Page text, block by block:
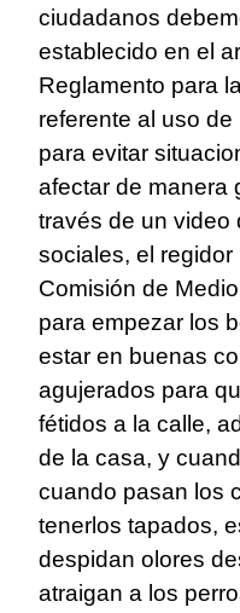
ciudadanos
establecido en el
Reglamento para
referente al uso
para evitar
afectar de manera
través de un video
sociales, el
Comisión de
para empezar los
estar en buenas
agujerados para
fétidos a la calle,
de la casa, y
cuando pasan los
tenerlos tapados,
despidan olores
atraigan a los